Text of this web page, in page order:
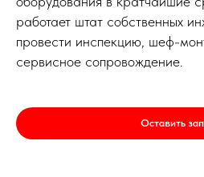
работает штат собственных
провести инспекцию, шеф-
сервисное сопровождение.
Оставить